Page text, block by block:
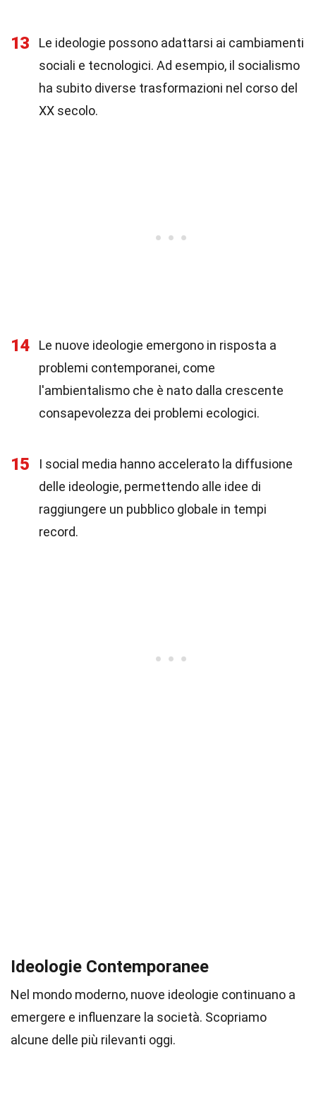
13
Le ideologie possono adattarsi ai cambiamenti
sociali e tecnologici. Ad esempio, il socialismo
ha subito diverse trasformazioni nel corso del
XX secolo.
14
Le nuove ideologie emergono in risposta a
problemi contemporanei, come
l'ambientalismo che è nato dalla crescente
consapevolezza dei problemi ecologici.
15
I social media hanno accelerato la diffusione
delle ideologie, permettendo alle idee di
raggiungere un pubblico globale in tempi
record.
Ideologie Contemporanee
Nel mondo moderno, nuove ideologie continuano a
emergere e influenzare la società. Scopriamo
alcune delle più rilevanti oggi.